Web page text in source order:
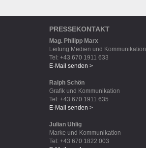
PRESSEKONTAKT
Mag. Philipp Marx
Leitung Medien und Kommunikation
Tel: +43 670 1911 633
E-Mail senden >
Ralph Schön
Grafik und Kommunikation
Tel: +43 670 1911 635
E-Mail senden >
Julian Uhlig
Marke und Kommunikation
Tel: +43 670 1822 003